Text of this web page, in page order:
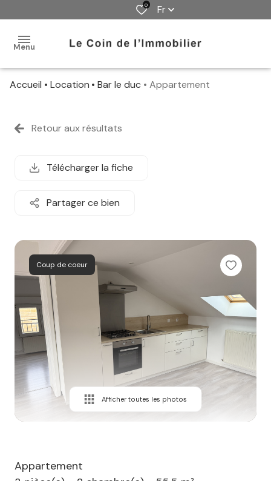
0 Fr
Menu
locations
mail
contact
Accueil Location Bar le duc Appartement
Retour aux résultats
Télécharger la fiche
Partager ce bien
Coup de coeur
Afficher toutes les photos
Appartement